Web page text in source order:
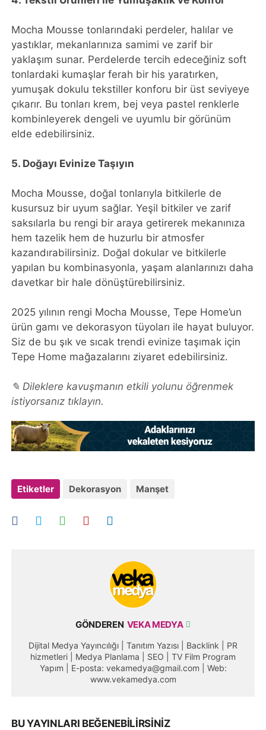
Mocha Mousse tonlarındaki perdeler, halılar ve
yastıklar, mekanlarınıza samimi ve zarif bir
yaklaşım sunar. Perdelerde tercih edeceğiniz soft
tonlardaki kumaşlar ferah bir his yaratırken,
yumuşak dokulu tekstiller konforu bir üst seviyeye
çıkarır. Bu tonları krem, bej veya pastel renklerle
kombinleyerek dengeli ve uyumlu bir görünüm
elde edebilirsiniz.
5. Doğayı Evinize Taşıyın
Mocha Mousse, doğal tonlarıyla bitkilerle de
kusursuz bir uyum sağlar. Yeşil bitkiler ve zarif
saksılarla bu rengi bir araya getirerek mekanınıza
hem tazelik hem de huzurlu bir atmosfer
kazandırabilirsiniz. Doğal dokular ve bitkilerle
yapılan bu kombinasyonla, yaşam alanlarınızı daha
davetkar bir hale dönüştürebilirsiniz.
2025 yılının rengi Mocha Mousse, Tepe Home’un
ürün gamı ve dekorasyon tüyoları ile hayat buluyor.
Siz de bu şık ve sıcak trendi evinize taşımak için
Tepe Home mağazalarını ziyaret edebilirsiniz.
✎ Dileklere kavuşmanın etkili yolunu öğrenmek
istiyorsanız tıklayın.
Etiketler Dekorasyon Manşet
GÖNDEREN VEKA MEDYA
Dijital Medya Yayıncılığı | Tanıtım Yazısı | Backlink | PR
hizmetleri | Medya Planlama | SEO | TV Film Program
Yapım | E-posta: vekamedya@gmail.com | Web:
www.vekamedya.com
BU YAYINLARI BEĞENEBILIRSINIZ